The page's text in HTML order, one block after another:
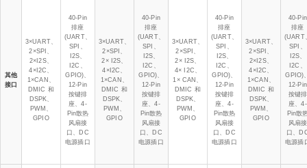
其他
接口
3×UART、
2×SPI、
2×I2S、
4×I2C、
1×CAN、
DMIC 和
DSPK、
PWM、
GPIO
40-Pin
排座
(UART、
SPI、
I2S、
I2C、
GPIO)、
12-Pin
按键排
座、4-
Pin散热
风扇接
口、DC
电源插口
3×UART、
2×SPI、
2× I2S、
4×I2C、
1×CAN、
DMIC 和
DSPK、
PWM、
GPIO
40-Pin
排座
(UART、
SPI、
I2S、
I2C、
GPIO)、
12-Pin
按键排
座、4-
Pin散热
风扇接
口、DC
电源插口
3×UART、
2×SPI、
2× I2S、
4× I2C、
1× CAN、
DMIC 和
DSPK、
PWM、
GPIO
40-Pin
排座
(UART、
SPI、
I2S、
I2C、
GPIO)、
12-Pin
按键排
座、4-
Pin散热
风扇接
口、DC
电源插口
3×UART、
2×SPI、
2×I2S、
4×I2C、
1×CAN、
DMIC 和
DSPK、
PWM、
GPIO
40-Pin
排座
(UART
SPI、
I2S、
I2C、
GPIO)
12-Pin
按键排
座、4-
Pin散
风扇接
口、
电源插